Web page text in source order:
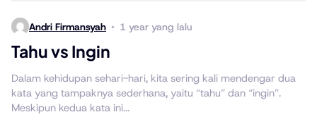
Andri Firmansyah 1 year yang lalu
Tahu vs Ingin
Dalam kehidupan sehari-hari, kita sering kali mendengar dua
kata yang tampaknya sederhana, yaitu “tahu” dan “ingin”.
Meskipun kedua kata ini...